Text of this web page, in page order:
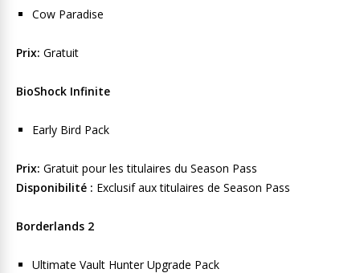
Cow Paradise
Prix: Gratuit
BioShock Infinite
Early Bird Pack
Prix: Gratuit pour les titulaires du Season Pass
Disponibilité : Exclusif aux titulaires de Season Pass
Borderlands 2
Ultimate Vault Hunter Upgrade Pack